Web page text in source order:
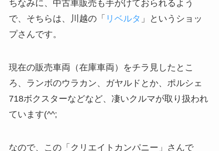
ちなみに、中古車販売も手がけておられるよう
で、そちらは、川越の「 リベルタ 」というショッ
プさんです。
現在の販売車両（在庫車両）をチラ見したとこ
ろ、ランボのウラカン、ガヤルドとか、ポルシェ
718ボクスターなどなど、凄いクルマが取り扱われ
ています(^^;
なので、この「クリエイトカンパニー」さんで